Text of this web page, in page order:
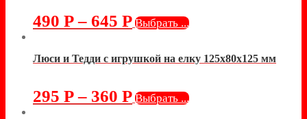
490 Р– 645 Р Выбрать ...
Люси и Тедди с игрушкой на елку 125х80х125 мм
295 Р– 360 Р Выбрать ...